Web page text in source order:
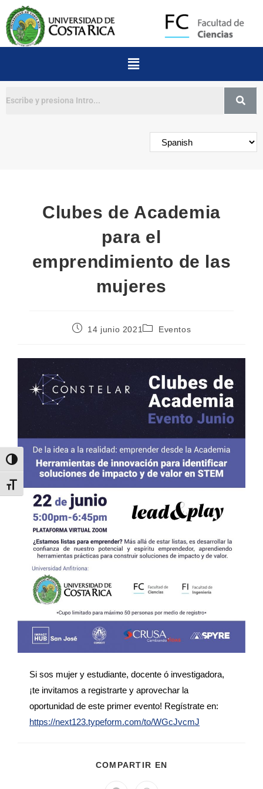
Alternar alto contraste
Alternar tamaño de letra
Clubes de Academia
para el
emprendimiento de las
mujeres
14 junio 2021 Eventos
Si sos mujer y estudiante, docente ó investigadora,
¡te invitamos a registrarte y aprovechar la
oportunidad de este primer evento! Regístrate en:
https://next123.typeform.com/to/WGcJvcmJ
COMPARTIR EN